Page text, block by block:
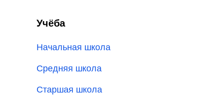
Учёба
Начальная школа
Средняя школа
Старшая школа